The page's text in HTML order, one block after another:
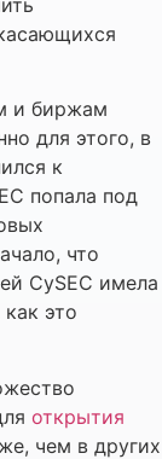
и биржам
для этого, в
к
попала под
что
CySEC имела
это
открытия
чем в других